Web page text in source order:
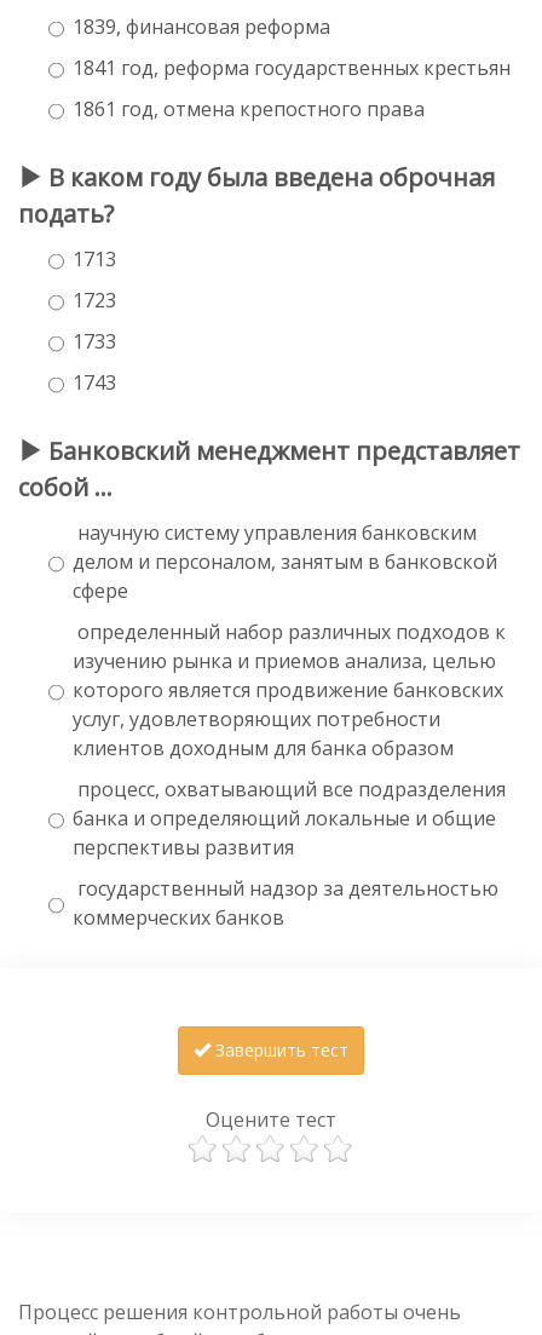
1839, финансовая реформа
1841 год, реформа государственных крестьян
1861 год, отмена крепостного права
В каком году была введена оброчная
подать?
1713
1723
1733
1743
Банковский менеджмент представляет
собой …
научную систему управления банковским
делом и персоналом, занятым в банковской
сфере
определенный набор различных подходов к
изучению рынка и приемов анализа, целью
которого является продвижение банковских
услуг, удовлетворяющих потребности
клиентов доходным для банка образом
процесс, охватывающий все подразделения
банка и определяющий локальные и общие
перспективы развития
государственный надзор за деятельностью
коммерческих банков
Завершить тест
Оцените тест
Процесс решения контрольной работы очень